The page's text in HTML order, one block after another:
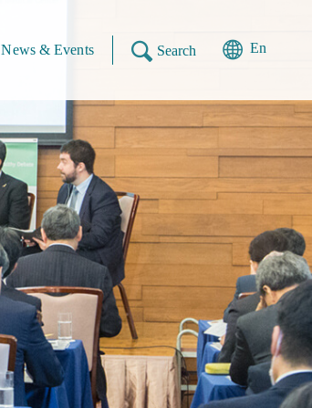
News & Events En